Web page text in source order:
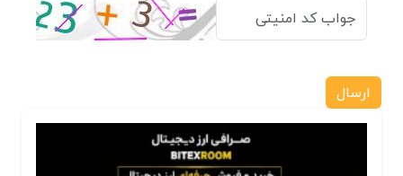
ارسال